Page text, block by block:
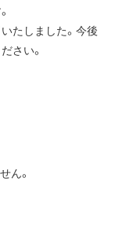
たしました。今後
さい。
ん。